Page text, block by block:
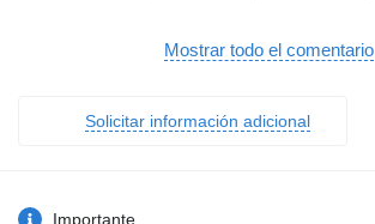
101A Piele ARTICO negru / antracit
Echipamente Optionale
Mostrar todo el comentario
Solicitar información adicional
Importante